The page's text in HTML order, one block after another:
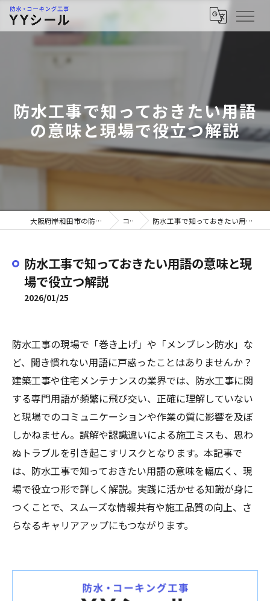
防水工事で知っておきたい用語
の意味と現場で役立つ解説
大阪府岸和田市の防水工事ならYYシール コラム 防水工事で知っておきたい用語の意味と現場で役立つ解説
防水工事で知っておきたい用語の意味と現
場で役立つ解説
2026/01/25
防水工事の現場で「巻き上げ」や「メンブレン防水」な
ど、聞き慣れない用語に戸惑ったことはありませんか？
建築工事や住宅メンテナンスの業界では、防水工事に関
する専門用語が頻繁に飛び交い、正確に理解していない
と現場でのコミュニケーションや作業の質に影響を及ぼ
しかねません。誤解や認識違いによる施工ミスも、思わ
ぬトラブルを引き起こすリスクとなります。本記事で
は、防水工事で知っておきたい用語の意味を幅広く、現
場で役立つ形で詳しく解説。実践に活かせる知識が身に
つくことで、スムーズな情報共有や施工品質の向上、さ
らなるキャリアアップにもつながります。